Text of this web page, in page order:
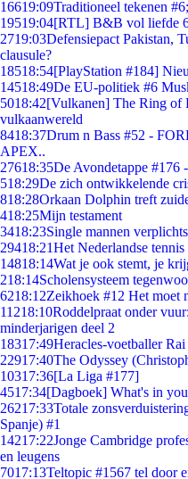
16619:09Traditioneel tekenen
19519:04[RTL] B&B vol liefde
2719:03Defensiepact Pakistan,
clausule?
18518:54[PlayStation #184]
14518:49De EU-politiek #6
5018:42[Vulkanen] The Ring of
vulkaanwereld
8418:37Drum n Bass #52 -
APEX..
27618:35De Avondetappe #176
518:29De zich ontwikkelende
818:28Orkaan Dolphin treft
418:25Mijn testament
3418:23Single mannen
29418:21Het Nederlandse
14818:14Wat je ook stemt, je
218:14Scholensysteem
6218:12Zeikhoek #12 Het moet
11218:10Roddelpraat onder
minderjarigen deel 2
18317:49Heracles-voetballer
22917:40The Odyssey
10317:36[La Liga #177]
4517:34[Dagboek] What's in
26217:33Totale
Spanje) #1
14217:22Jonge Cambridge
en leugens
7017:13Teltopic #1567 tel door